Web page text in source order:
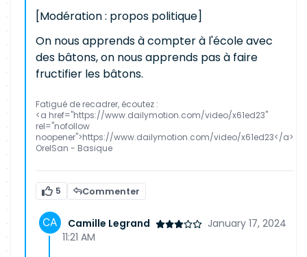
[Modération : propos politique]
On nous apprends à compter à l'école avec
des bâtons, on nous apprends pas à faire
fructifier les bâtons.
Fatigué de recadrer, écoutez :
<a href="https://www.dailymotion.com/video/x61ed23"
rel="nofollow
noopener">https://www.dailymotion.com/video/x61ed23</a>
OrelSan - Basique
5 Commenter
Camille Legrand
January 17, 2024
11:21 AM